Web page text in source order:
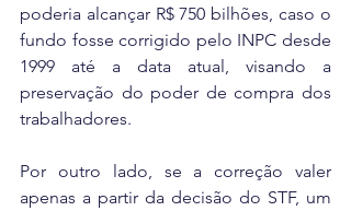
poderia alcançar R$ 750 bilhões, caso o
fundo fosse corrigido pelo INPC desde
1999 até a data atual, visando a
preservação do poder de compra dos
trabalhadores.
Por outro lado, se a correção valer
apenas a partir da decisão do STF, um